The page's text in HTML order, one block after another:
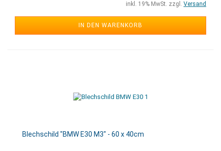
inkl. 19% MwSt. zzgl. Versand
IN DEN WARENKORB
Blechschild "BMW E30 M3" - 60 x 40cm